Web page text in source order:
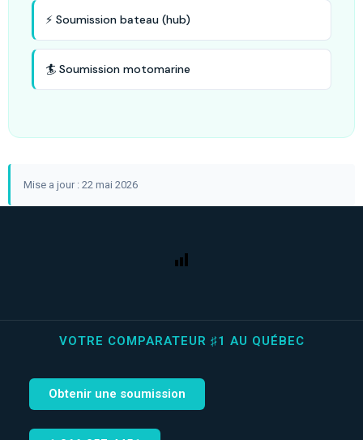
⚡ Soumission bateau (hub)
🏄 Soumission motomarine
Mise a jour : 22 mai 2026
VOTRE COMPARATEUR ♯1 AU QUÉBEC
Obtenir une soumission